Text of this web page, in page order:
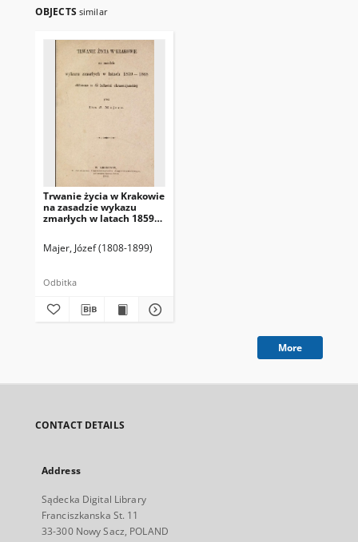
OBJECTS similar
Trwanie życia w Krakowie
na zasadzie wykazu
zmarłych w latach 1859-
Majer, Józef (1808-1899)
Odbitka
More
CONTACT DETAILS
Address
Sądecka Digital Library
Franciszkanska St. 11
33-300 Nowy Sacz, POLAND